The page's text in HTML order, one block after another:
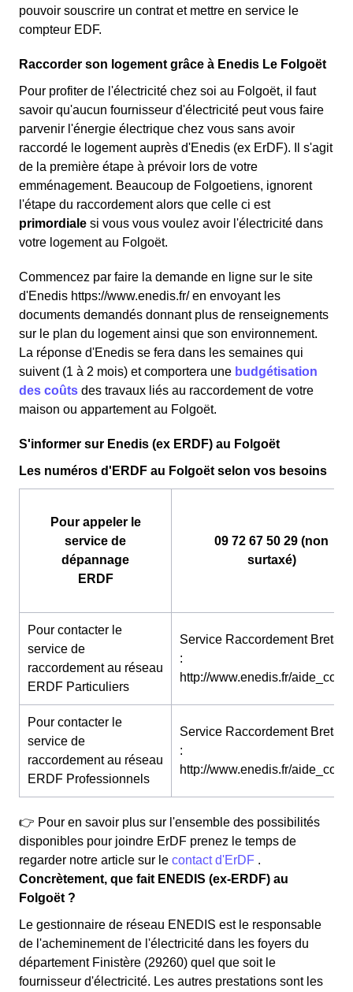
pouvoir souscrire un contrat et mettre en service le
compteur EDF.
Raccorder son logement grâce à Enedis Le Folgoët
Pour profiter de l'électricité chez soi au Folgoët, il faut
savoir qu'aucun fournisseur d'électricité peut vous faire
parvenir l'énergie électrique chez vous sans avoir
raccordé le logement auprès d'Enedis (ex ErDF). Il s'agit
de la première étape à prévoir lors de votre
emménagement. Beaucoup de Folgoetiens, ignorent
l'étape du raccordement alors que celle ci est
primordiale si vous vous voulez avoir l'électricité dans
votre logement au Folgoët.
Commencez par faire la demande en ligne sur le site
d'Enedis https://www.enedis.fr/ en envoyant les
documents demandés donnant plus de renseignements
sur le plan du logement ainsi que son environnement.
La réponse d'Enedis se fera dans les semaines qui
suivent (1 à 2 mois) et comportera une budgétisation
des coûts des travaux liés au raccordement de votre
maison ou appartement au Folgoët.
S'informer sur Enedis (ex ERDF) au Folgoët
Les numéros d'ERDF au Folgoët selon vos besoins
Pour appeler le
service de
dépannage
ERDF
09 72 67 50 29 (non
surtaxé)
Pour contacter le
service de
raccordement au réseau
ERDF Particuliers
Service Raccordement
:
http://www.enedis.fr/
Pour contacter le
service de
raccordement au réseau
ERDF Professionnels
Service Raccordement
:
http://www.enedis.fr/
👉 Pour en savoir plus sur l'ensemble des possibilités
disponibles pour joindre ErDF prenez le temps de
regarder notre article sur le contact d'ErDF .
Concrètement, que fait ENEDIS (ex-ERDF) au
Folgoët ?
Le gestionnaire de réseau ENEDIS est le responsable
de l'acheminement de l'électricité dans les foyers du
département Finistère (29260) quel que soit le
fournisseur d'électricité. Les autres prestations sont les